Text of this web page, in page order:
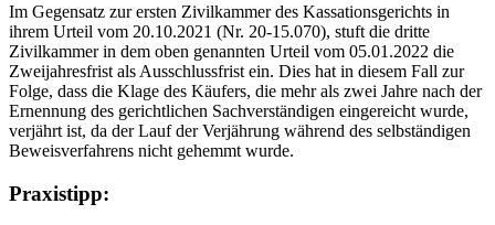
Im Gegensatz zur ersten Zivilkammer des Kassationsgerichts in
ihrem Urteil vom 20.10.2021 (Nr. 20-15.070), stuft die dritte
Zivilkammer in dem oben genannten Urteil vom 05.01.2022 die
Zweijahresfrist als Ausschlussfrist ein. Dies hat in diesem Fall zur
Folge, dass die Klage des Käufers, die mehr als zwei Jahre nach der
Ernennung des gerichtlichen Sachverständigen eingereicht wurde,
verjährt ist, da der Lauf der Verjährung während des selbständigen
Beweisverfahrens nicht gehemmt wurde.
Praxistipp: